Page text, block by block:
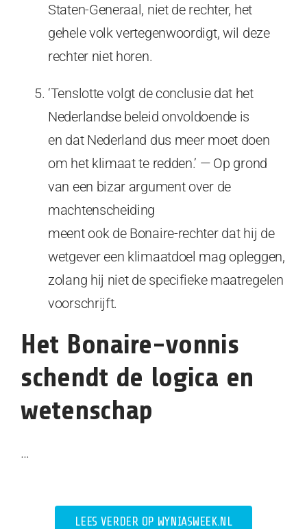
Staten-Generaal, niet de rechter, het
gehele volk vertegenwoordigt, wil deze
rechter niet horen.
‘Tenslotte volgt de conclusie dat het
Nederlandse beleid onvoldoende is
en dat Nederland dus meer moet doen
om het klimaat te redden.’ — Op grond
van een bizar argument over de
machtenscheiding
meent ook de Bonaire-rechter dat hij de
wetgever een klimaatdoel mag opleggen,
zolang hij niet de specifieke maatregelen
voorschrijft.
Het Bonaire-vonnis
schendt de logica en
wetenschap
…
LEES VERDER OP WYNIASWEEK.NL